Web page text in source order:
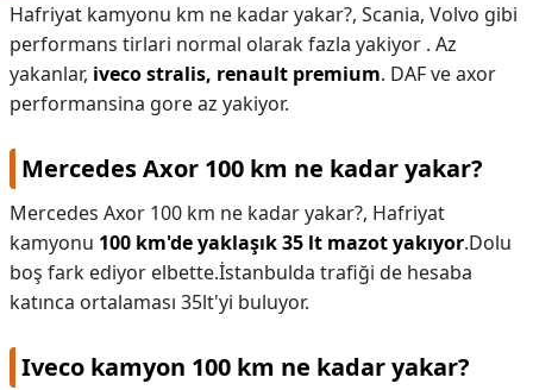
Hafriyat kamyonu km ne kadar yakar?, Scania, Volvo gibi
performans tirlari normal olarak fazla yakiyor . Az
yakanlar, iveco stralis, renault premium. DAF ve axor
performansina gore az yakiyor.
Mercedes Axor 100 km ne kadar yakar?
Mercedes Axor 100 km ne kadar yakar?, Hafriyat
kamyonu 100 km'de yaklaşık 35 lt mazot yakıyor.Dolu
boş fark ediyor elbette.İstanbulda trafiği de hesaba
katınca ortalaması 35lt'yi buluyor.
Iveco kamyon 100 km ne kadar yakar?